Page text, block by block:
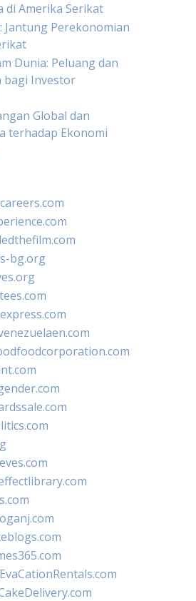
di Amerika Serikat
Jantung Perekonomian
Dunia: Peluang dan
bagi Investor
Global dan
terhadap Ekonomi
bg.org